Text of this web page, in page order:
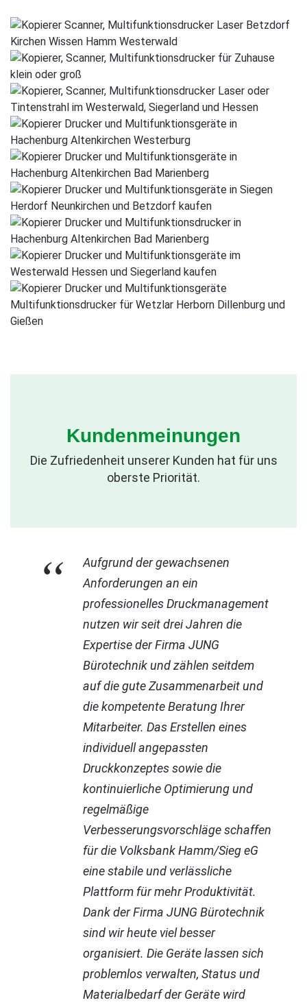
Kundenmeinungen
Die Zufriedenheit unserer Kunden hat für uns
oberste Priorität.
“
Aufgrund der gewachsenen
Anforderungen an ein
professionelles Druckmanagement
nutzen wir seit drei Jahren die
Expertise der Firma JUNG
Bürotechnik und zählen seitdem
auf die gute Zusammenarbeit und
die kompetente Beratung Ihrer
Mitarbeiter. Das Erstellen eines
individuell angepassten
Druckkonzeptes sowie die
kontinuierliche Optimierung und
regelmäßige
Verbesserungsvorschläge schaffen
für die Volksbank Hamm/Sieg eG
eine stabile und verlässliche
Plattform für mehr Produktivität.
Dank der Firma JUNG Bürotechnik
sind wir heute viel besser
organisiert. Die Geräte lassen sich
problemlos verwalten, Status und
Materialbedarf der Geräte wird